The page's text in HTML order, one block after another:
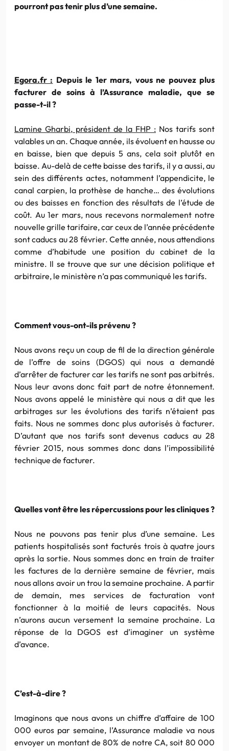
pourront pas tenir plus d’une semaine.
Egora.fr : Depuis le 1er mars, vous ne pouvez plus
facturer de soins à l’Assurance maladie, que se
passe-t-il ?
Lamine Gharbi, président de la FHP : Nos tarifs sont
valables un an. Chaque année, ils évoluent en hausse ou
en baisse, bien que depuis 5 ans, cela soit plutôt en
baisse. Au-delà de cette baisse des tarifs, il y a aussi, au
sein des différents actes, notamment l’appendicite, le
canal carpien, la prothèse de hanche… des évolutions
ou des baisses en fonction des résultats de l’étude de
coût. Au 1er mars, nous recevons normalement notre
nouvelle grille tarifaire, car ceux de l’année précédente
sont caducs au 28 février. Cette année, nous attendions
comme d’habitude une position du cabinet de la
ministre. Il se trouve que sur une décision politique et
arbitraire, le ministère n’a pas communiqué les tarifs.
Comment vous-ont-ils prévenu ?
Nous avons reçu un coup de fil de la direction générale
de l’offre de soins (DGOS) qui nous a demandé
d’arrêter de facturer car les tarifs ne sont pas arbitrés.
Nous leur avons donc fait part de notre étonnement.
Nous avons appelé le ministère qui nous a dit que les
arbitrages sur les évolutions des tarifs n’étaient pas
faits. Nous ne sommes donc plus autorisés à facturer.
D’autant que nos tarifs sont devenus caducs au 28
février 2015, nous sommes donc dans l’impossibilité
technique de facturer.
Quelles vont être les répercussions pour les cliniques ?
Nous ne pouvons pas tenir plus d’une semaine. Les
patients hospitalisés sont facturés trois à quatre jours
après la sortie. Nous sommes donc en train de traiter
les factures de la dernière semaine de février, mais
nous allons avoir un trou la semaine prochaine. A partir
de demain, mes services de facturation vont
fonctionner à la moitié de leurs capacités. Nous
n’aurons aucun versement la semaine prochaine. La
réponse de la DGOS est d’imaginer un système
d’avance.
C’est-à-dire ?
Imaginons que nous avons un chiffre d’affaire de 100
000 euros par semaine, l’Assurance maladie va nous
envoyer un montant de 80% de notre CA, soit 80 000